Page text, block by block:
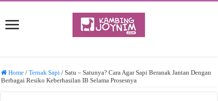
Home / Ternak Sapi / Satu – Satunya? Cara Agar Sapi Beranak Jantan Dengan
Berbagai Resiko Keberhasilan IB Selama Prosesnya